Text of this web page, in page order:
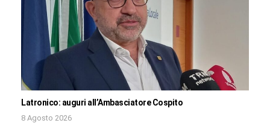
Latronico: auguri all’Ambasciatore Cospito
8 Agosto 2026